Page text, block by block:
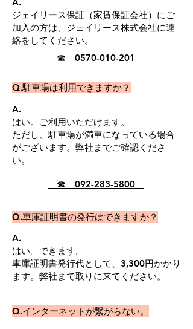
ジェイリース保証（家賃保証会社）にご
加入の方は、ジェイリース株式会社に連
絡をしてください。
☎ 0570-010-201
​Q.駐車場は利用できますか？
A.
はい。ご利用いただけます。
​ただし、駐車場が満車になっている場合
がございます。弊社までご確認くださ
い。
☎ 092-283-5800
​Q.車庫証明書の発行はできますか？
A.
はい。できます。
​車庫証明書発行代として、3,300円かかり
ます。弊社まで取りに来てください。
​Q.インターネットが繋がらない。